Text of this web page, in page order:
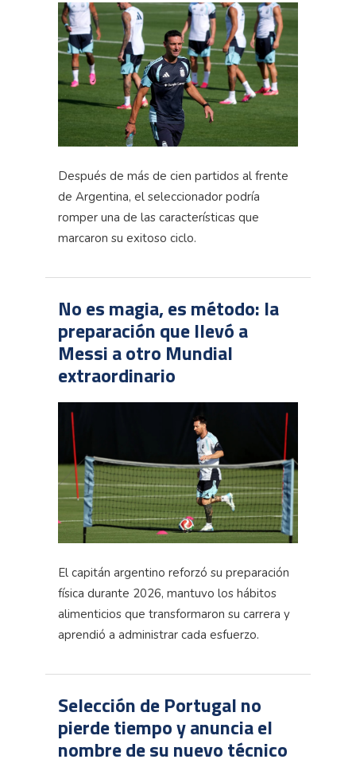
Después de más de cien partidos al frente
de Argentina, el seleccionador podría
romper una de las características que
marcaron su exitoso ciclo.
No es magia, es método: la
preparación que llevó a
Messi a otro Mundial
extraordinario
El capitán argentino reforzó su preparación
física durante 2026, mantuvo los hábitos
alimenticios que transformaron su carrera y
aprendió a administrar cada esfuerzo.
Selección de Portugal no
pierde tiempo y anuncia el
nombre de su nuevo técnico